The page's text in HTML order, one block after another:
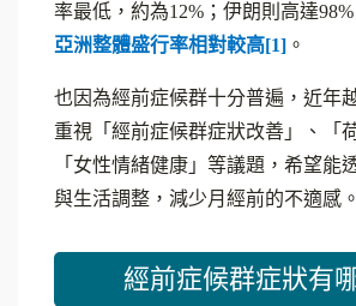
率最低，約為12%；伊朗則高達98%
亞洲整體盛行率相對較高[1] 。
也因為經前症候群十分普遍，近年
重視「經前症候群症狀改善」、「
「女性情緒健康」等議題，希望能
與生活調整，減少月經前的不適感。
經前症候群症狀有